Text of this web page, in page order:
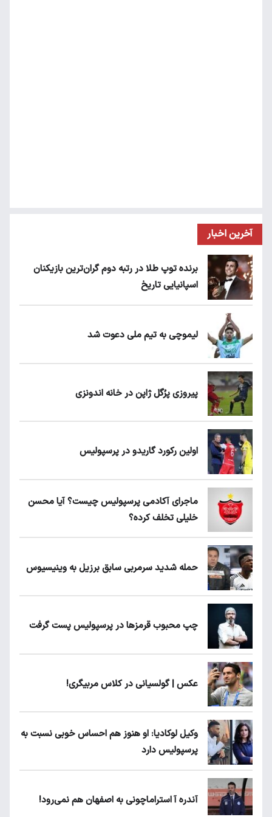
آخرین اخبار
برنده توپ طلا در رتبه دوم گران‌ترین بازیکنان
اسپانیایی تاریخ
لیموچی به تیم ملی دعوت شد
پیروزی پرُگل ژاپن در خانه اندونزی
اولین رکورد گاریدو در پرسپولیس
ماجرای آکادمی پرسپولیس چیست؟ آیا محسن
خلیلی تخلف کرده؟
حمله شدید سرمربی سابق برزیل به وینیسیوس
چپ محبوب قرمزها در پرسپولیس پست گرفت
عکس | گولسیانی در کلاس مربیگری!
وکیل لوکادیا: او هنوز هم احساس خوبی نسبت به
پرسپولیس دارد
آندره آ استراماچونی به اصفهان هم نمی‌رود!